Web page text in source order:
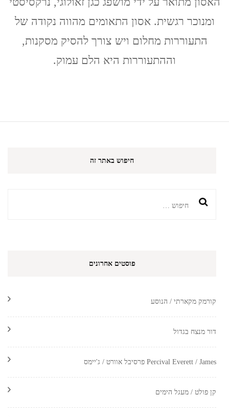
(Ottessa
ומנוכר רגשית. אסון התאומים מהווה נקודה של
התעוררות מחלום ויש צורך להסיק מסקנות,
וההתעוררות היא הלם עמוק.
חיפוש באתר זה
חיפוש:
פוסטים אחרונים
קורמק מקארתי / הנוסע
דור מנצח בגדול
Percival Everett / James פרסיבל אוורט / ג'יימס
קן פולט / מעגל הימים